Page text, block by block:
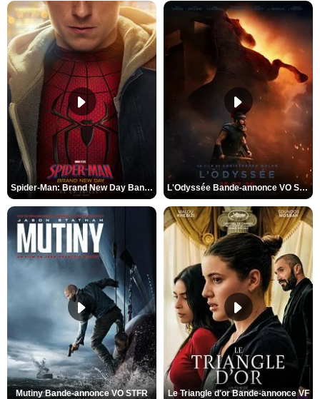
Spider-Man: Brand New Day Bande-annonce VO STFR L'Odyssée Bande-annonce VO STFR
Mutiny Bande-annonce VO STFR Le Triangle d'or Bande-annonce VF